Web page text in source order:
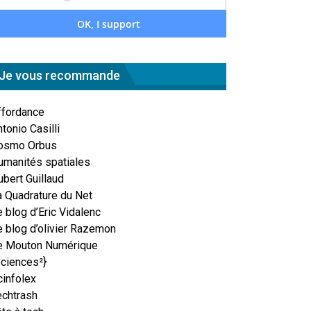
Je vous recommande
Casilli
Orbus
spatiales
Guillaud
Quadrature du Net
blog d’Eric Vidalenc
blog d’olivier Razemon
Mouton Numérique